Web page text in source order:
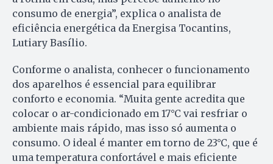
consumo de energia”, explica o analista de
eficiência energética da Energisa Tocantins,
Lutiary Basílio.
Conforme o analista, conhecer o funcionamento
dos aparelhos é essencial para equilibrar
conforto e economia. “Muita gente acredita que
colocar o ar-condicionado em 17°C vai resfriar o
ambiente mais rápido, mas isso só aumenta o
consumo. O ideal é manter em torno de 23°C, que é
uma temperatura confortável e mais eficiente